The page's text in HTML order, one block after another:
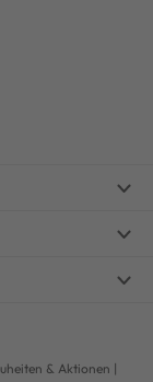
& Aktionen |